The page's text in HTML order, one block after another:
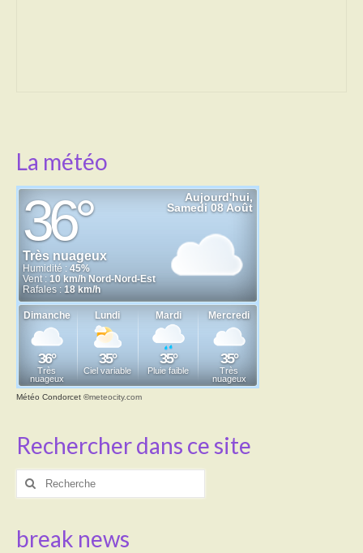
La météo
Météo Condorcet ©meteocity.com
Rechercher dans ce site
Rechercher
break news